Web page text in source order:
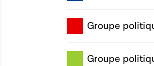
Groupe
Groupe